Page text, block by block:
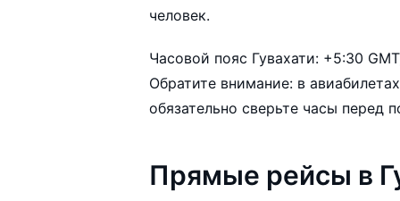
Популярные направления в
Ташкент - Гувахати от
6 698 660
В зависимости от количества
Aviasales.uz советует купить
человек.
Часовой пояс Гувахати: +5:30
Обратите внимание: в
обязательно сверьте часы перед
Прямые рейсы в